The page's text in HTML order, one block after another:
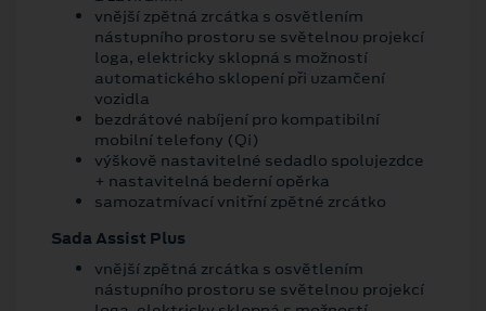
vnější zpětná zrcátka s osvětlením
nástupního prostoru se světelnou projekcí
loga, elektricky sklopná s možností
automatického sklopení při uzamčení
vozidla
bezdrátové nabíjení pro kompatibilní
mobilní telefony (Qi)
výškově nastavitelné sedadlo spolujezdce
+ nastavitelná bederní opěrka
samozatmívací vnitřní zpětné zrcátko
Sada Assist Plus
vnější zpětná zrcátka s osvětlením
nástupního prostoru se světelnou projekcí